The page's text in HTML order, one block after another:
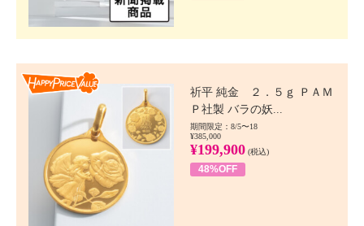
祈平 純金 ２．５ｇ ＰＡＭ
Ｐ社製 バラの妖...
期間限定：8/5〜18
¥385,000
¥199,900 (税込)
48%OFF